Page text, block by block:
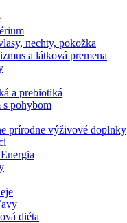
nechty, pokožka
a látková premena
a prebiotiká
s pohybom
prírodne výživové doplnky
diéta